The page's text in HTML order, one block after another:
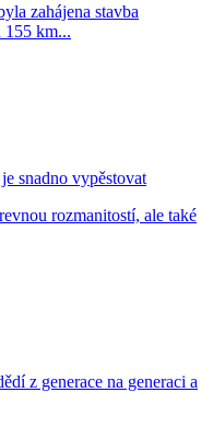
zahájena stavba
155 km...
snadno vypěstovat
rozmanitostí, ale také
z generace na generaci a